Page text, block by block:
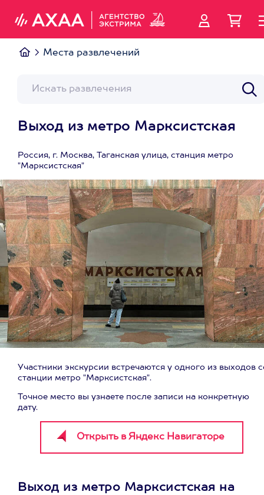
Места развлечений
Выход из метро Марксистская
Россия, г. Москва, Таганская улица, станция метро
"Марксистская"
Участники экскурсии встречаются у одного из выходов
станции метро "Марксистская".
Точное место вы узнаете после записи на конкретную
дату.
Выход из метро Марксистская на